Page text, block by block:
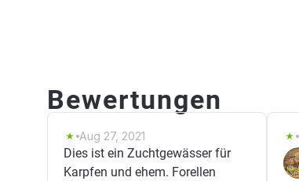
Bewertungen
Aug 27, 2021
Dies ist ein Zuchtgewässer für
Karpfen und ehem. Forellen